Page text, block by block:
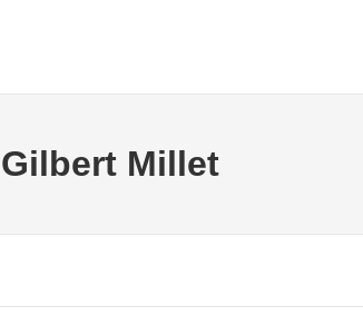
Gilbert Millet